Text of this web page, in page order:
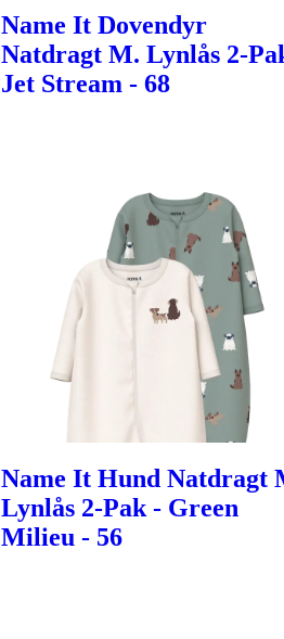
Name It Dovendyr
Natdragt M. Lynlås 2-
Jet Stream - 68
Name It Hund Natdragt
Lynlås 2-Pak - Green
Milieu - 56